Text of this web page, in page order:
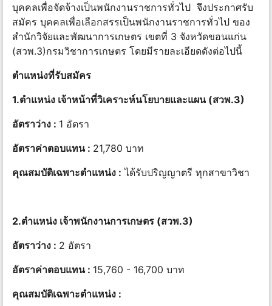
บุคคลเพื่อจัดจ้างเป็นพนักงานราชการทั่วไป จึงประกาศรับ
สมัคร บุคคลเพื่อเลือกสรรเป็นพนักงานราชการทั่วไป ของ
สำนักวิจัยและพัฒนาการเกษตร เขตที่ 3 จังหวัดขอนแก่น
(สวพ.3)กรมวิชาการเกษตร โดยมีรายละเอียดดังต่อไปนี้
ตำแหน่งที่รับสมัคร
1.ตำแหน่ง เจ้าหน้าที่วิเคราะห์นโยบายและแผน (สวพ.3)
อัตราว่าง : 1 อัตรา
อัตราค่าตอบแทน : 21,780 บาท
คุณสมบัติเฉพาะตำแหน่ง : ได้รับปริญญาตรี ทุกสาขาวิชา
2.ตำแหน่ง เจ้าพนักงานการเกษตร (สวพ.3)
อัตราว่าง : 2 อัตรา
อัตราค่าตอบแทน : 15,760 - 16,700 บาท
คุณสมบัติเฉพาะตำแหน่ง :